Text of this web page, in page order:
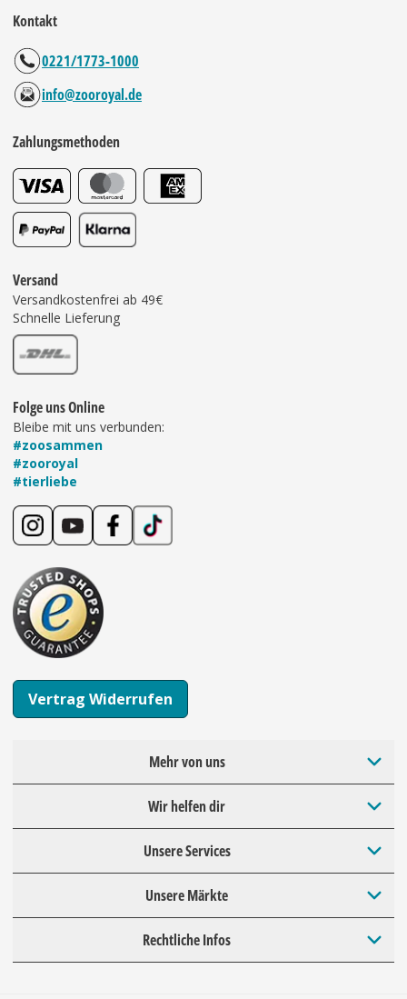
Kontakt
0221/1773-1000
info@zooroyal.de
Zahlungsmethoden
Versand
Versandkostenfrei ab 49€
Schnelle Lieferung
Folge uns Online
Bleibe mit uns verbunden:
#zoosammen
#zooroyal
#tierliebe
Vertrag Widerrufen
Mehr von uns
Wir helfen dir
Unsere Services
Unsere Märkte
Rechtliche Infos